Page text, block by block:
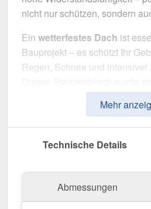
nicht nur schützen, sondern
Ein wetterfestes Dach ist
Bauprojekt – es schützt Ihr
Regen, Schnee und
eine robuste und langlebige
klassischer Ziegeloptikzu
durch einfache Montage,
und eine widerstandsfähige
0,50 mm
ansprechende Bedachung. Die
Mehr
Technische Details
Abmessungen